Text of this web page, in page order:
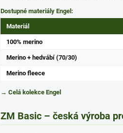
Dostupné materiály Engel:
Materiál
100% merino
Merino + hedvábí (70/30)
Merino fleece
→ Celá kolekce Engel
ZM Basic – česká výroba